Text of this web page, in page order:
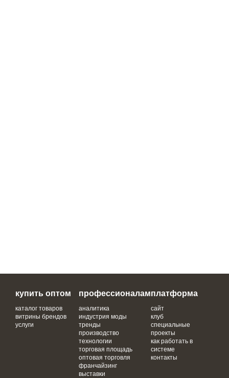
купить оптом
каталог товаров
витрины брендов
услуги
профессионалам
аналитика
индустрия моды
тренды
производство
технологии
торговая площадь
оптовая торговля
франчайзинг
выставки
платформа
сайт
клуб
специальные
проекты
как работать в
системе
контакты